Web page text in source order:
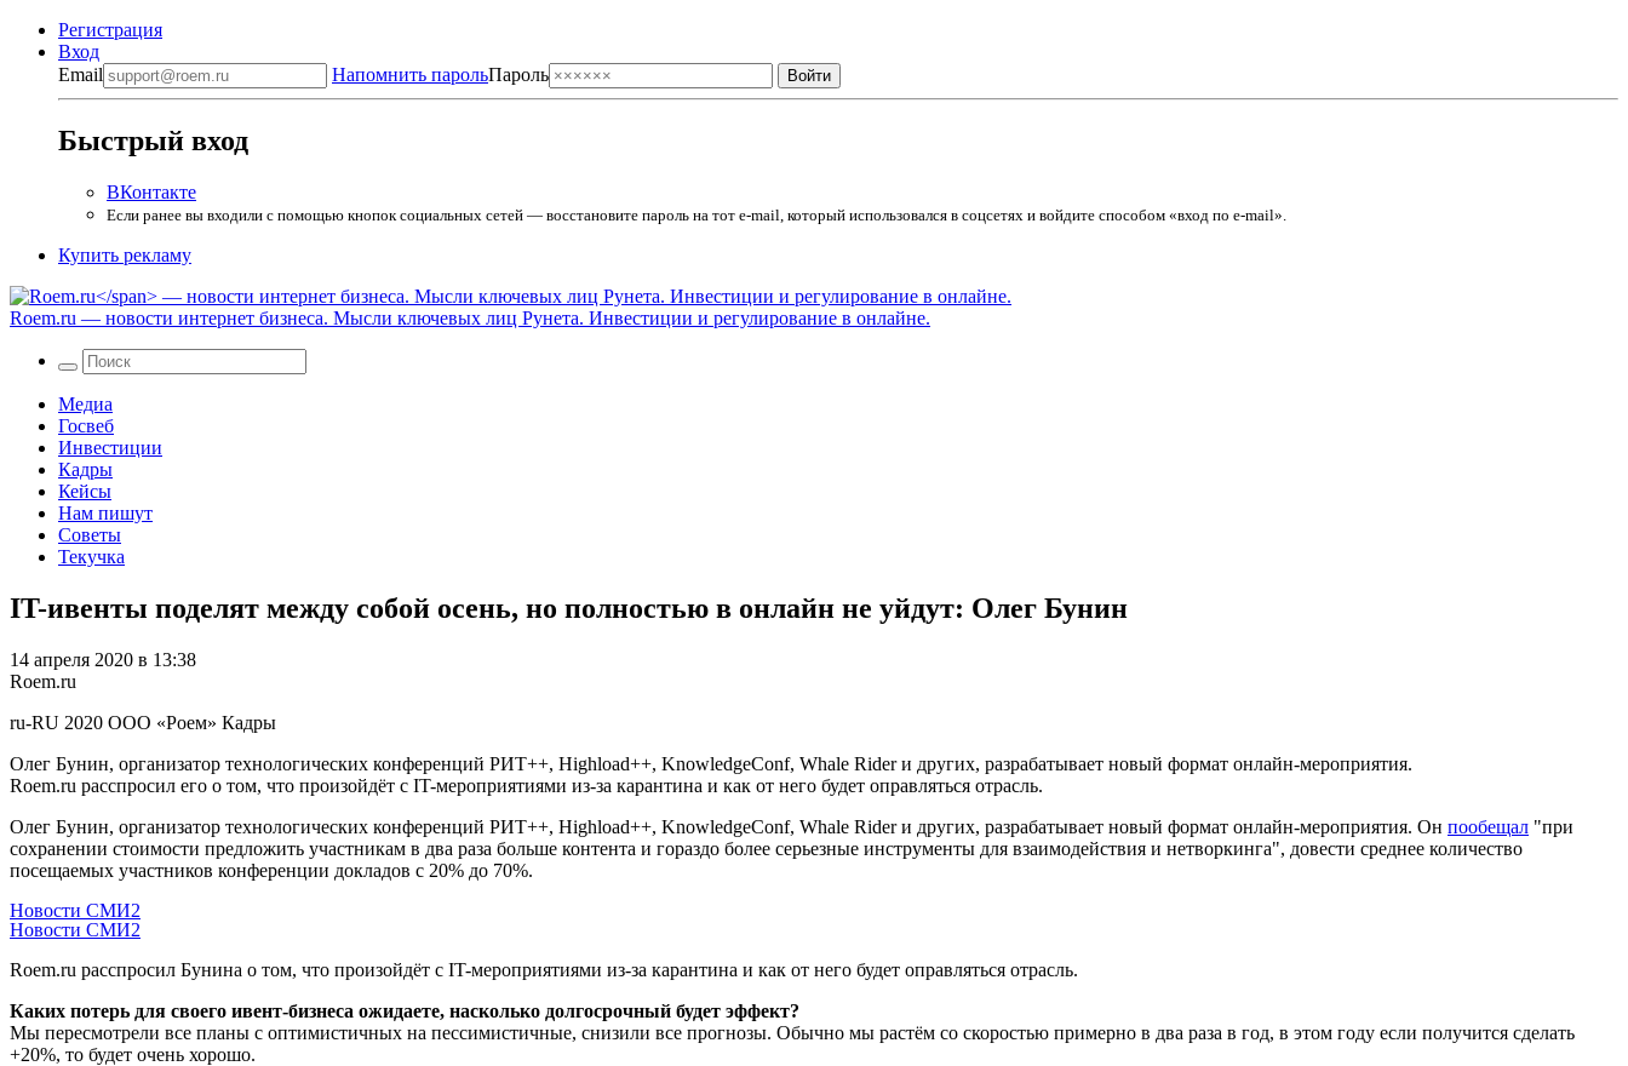
Регистрация
Вход
Email
Напомнить парольПароль
Быстрый вход
ВКонтакте
Если ранее вы входили с помощью кнопок социальных сетей — восстановите пароль на тот e-mail, который использовался в соцсетях и войдите способом «вход по e-mail».
Купить рекламу
Roem.ru — новости интернет бизнеса. Мысли ключевых лиц Рунета. Инвестиции и регулирование в онлайне.
Медиа
Госвеб
Инвестиции
Кадры
Кейсы
Нам пишут
Советы
Текучка
IT-ивенты поделят между собой осень, но полностью в онлайн не уйдут: Олег Бунин
14 апреля 2020 в 13:38
Roem.ru
ru-RU 2020 ООО «Роем» Кадры
Олег Бунин, организатор технологических конференций РИТ++, Highload++, KnowledgeConf, Whale Rider и других, разрабатывает новый формат онлайн-мероприятия.
Roem.ru расспросил его о том, что произойдёт с IT-мероприятиями из-за карантина и как от него будет оправляться отрасль.
Олег Бунин, организатор технологических конференций РИТ++, Highload++, KnowledgeConf, Whale Rider и других, разрабатывает новый формат онлайн-мероприятия. Он пообещал "при
сохранении стоимости предложить участникам в два раза больше контента и гораздо более серьезные инструменты для взаимодействия и нетворкинга", довести среднее количество
посещаемых участников конференции докладов с 20% до 70%.
Новости СМИ2
Новости СМИ2
Roem.ru расспросил Бунина о том, что произойдёт с IT-мероприятиями из-за карантина и как от него будет оправляться отрасль.
Каких потерь для своего ивент-бизнеса ожидаете, насколько долгосрочный будет эффект?
Мы пересмотрели все планы с оптимистичных на пессимистичные, снизили все прогнозы. Обычно мы растём со скоростью примерно в два раза в год, в этом году если получится сделать
+20%, то будет очень хорошо.